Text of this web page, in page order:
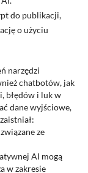
do publikacji,
o użyciu
narzędzi
chatbotów, jak
błędów i luk w
dane wyjściowe,
ze
AI mogą
w zakresie